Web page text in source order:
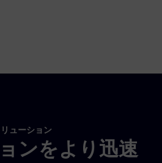
ューション
ンをより迅速